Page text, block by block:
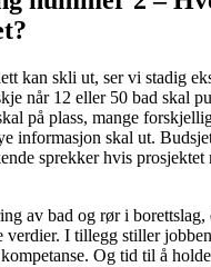
kan skli ut, ser vi stadig
når 12 eller 50 bad skal
på plass, mange
informasjon skal ut.
sprekker hvis
av bad og rør i
verdier. I tillegg stiller
Og tid til å